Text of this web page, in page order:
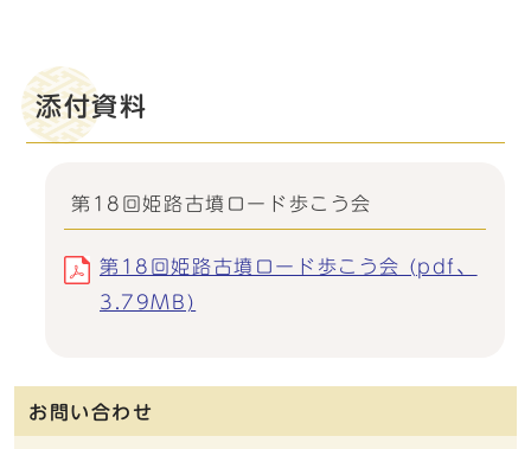
添付資料
第18回姫路古墳ロード歩こう会
第18回姫路古墳ロード歩こう会 (pdf、
3.79MB)
お問い合わせ